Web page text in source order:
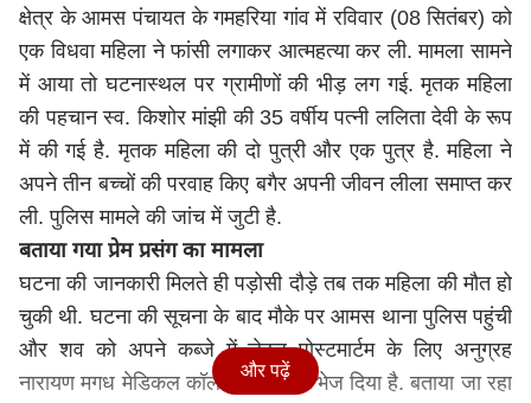
क्षेत्र के आमस पंचायत के गमहरिया गांव में रविवार (08 सितंबर) को
एक विधवा महिला ने फांसी लगाकर आत्महत्या कर ली. मामला सामने
में आया तो घटनास्थल पर ग्रामीणों की भीड़ लग गई. मृतक महिला
की पहचान स्व. किशोर मांझी की 35 वर्षीय पत्नी ललिता देवी के रूप
में की गई है. मृतक महिला की दो पुत्री और एक पुत्र है. महिला ने
अपने तीन बच्चों की परवाह किए बगैर अपनी जीवन लीला समाप्त कर
ली. पुलिस मामले की जांच में जुटी है.
बताया गया प्रेम प्रसंग का मामला
घटना की जानकारी मिलते ही पड़ोसी दौड़े तब तक महिला की मौत हो
चुकी थी. घटना की सूचना के बाद मौके पर आमस थाना पुलिस पहुंची
और शव को अपने कब्जे में लेकर पोस्टमार्टम के लिए अनुग्रह
नारायण मगध मेडिकल कॉलेज अस्पताल भेज दिया है. बताया जा रहा
और पढ़ें